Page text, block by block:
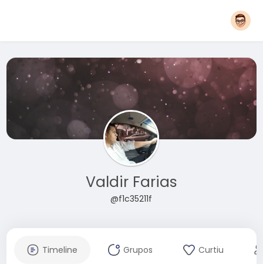
Valdir Farias
@f1c35211f
Timeline Grupos Curtiu